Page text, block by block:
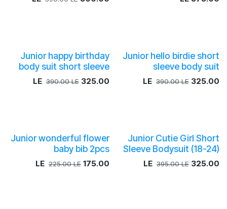
Junior hello birdie short
sleeve body suit
325.00
390.00LE
Junior happy birthday
body suit short sleeve
325.00
390.00LE
Junior Cutie Girl Short
Sleeve Bodysuit (18-24)
325.00
395.00LE
Junior wonderful flower
baby bib 2pcs
175.00
LE
225.00LE